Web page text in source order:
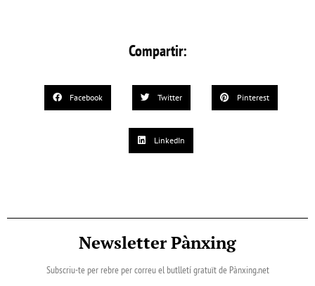
Compartir:
Facebook Twitter Pinterest
LinkedIn
Newsletter Pànxing
Subscriu-te per rebre per correu el butlletí gratuït de Pànxing.net​